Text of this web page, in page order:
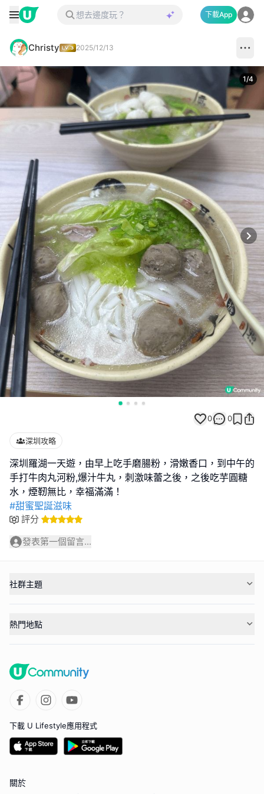
下載App
Christy 2025/12/13
1/4
0 0
深圳攻略
深圳羅湖一天遊，由早上吃手磨腸粉，滑嫩香口，到中午的
手打牛肉丸河粉,爆汁牛丸，刺激味蕾之後，之後吃芋圓糖
#甜蜜聖誕滋味
評分
發表第一個留言...
社群主題
熱門地點
下載 U Lifestyle應用程式
關於